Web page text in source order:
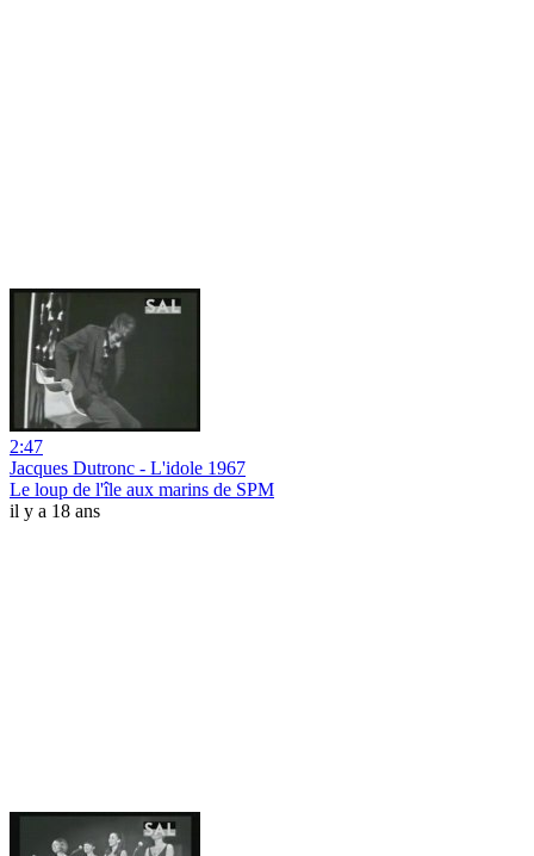
2:47
Jacques Dutronc - L'idole 1967
Le loup de l'île aux marins de SPM
il y a 18 ans